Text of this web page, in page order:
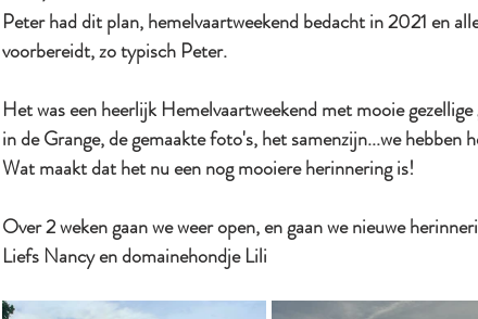
Peter had dit plan, hemelvaartweekend bedacht in 2021 en
voorbereidt, zo typisch Peter.
Het was een heerlijk Hemelvaartweekend met mooie
in de Grange, de gemaakte foto's, het samenzijn...we hebben
Wat maakt dat het nu een nog mooiere herinnering is!
Over 2 weken gaan we weer open, en gaan we nieuwe
Liefs Nancy en domainehondje Lili